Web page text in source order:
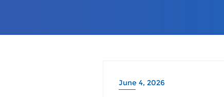
June 4, 2026